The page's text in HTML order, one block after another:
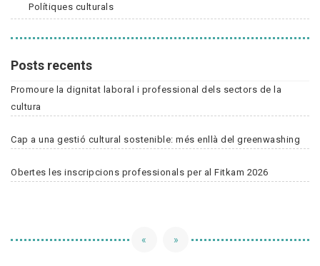
Polítiques culturals
Posts recents
Promoure la dignitat laboral i professional dels sectors de la
cultura
Cap a una gestió cultural sostenible: més enllà del greenwashing
Obertes les inscripcions professionals per al Fitkam 2026
« »